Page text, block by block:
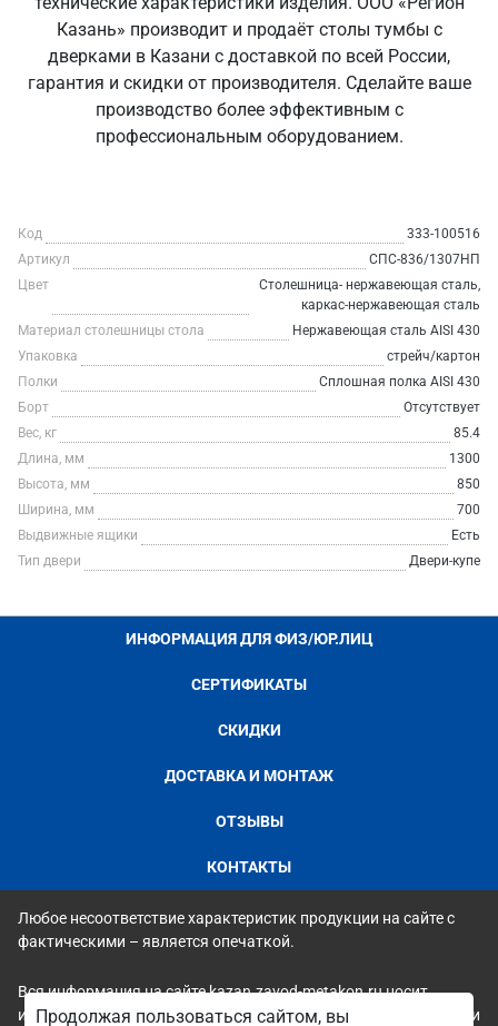
Казань» производит и продаёт столы тумбы с
дверками в Казани с доставкой по всей России,
гарантия и скидки от производителя. Сделайте ваше
производство более эффективным с
профессиональным оборудованием.
Код
333-100516
Артикул
СПС-836/1307НП
Цвет
Столешница- нержавеющая сталь,
каркас-нержавеющая сталь
Материал столешницы стола
Нержавеющая сталь AISI 430
Упаковка
стрейч/картон
Полки
Сплошная полка AISI 430
Борт
Отсутствует
Вес, кг
85.4
Длина, мм
1300
Высота, мм
850
Ширина, мм
700
Выдвижные ящики
Есть
Тип двери
Двери-купе
ИНФОРМАЦИЯ ДЛЯ ФИЗ/ЮР.ЛИЦ
СЕРТИФИКАТЫ
СКИДКИ
ДОСТАВКА И МОНТАЖ
ОТЗЫВЫ
КОНТАКТЫ
Любое несоответствие характеристик продукции на сайте с
фактическими – является опечаткой.
Вся информация на сайте kazan.zavod-metakon.ru носит
исключительно ознакомительный и справочный характер и ни
Продолжая пользоваться сайтом, вы